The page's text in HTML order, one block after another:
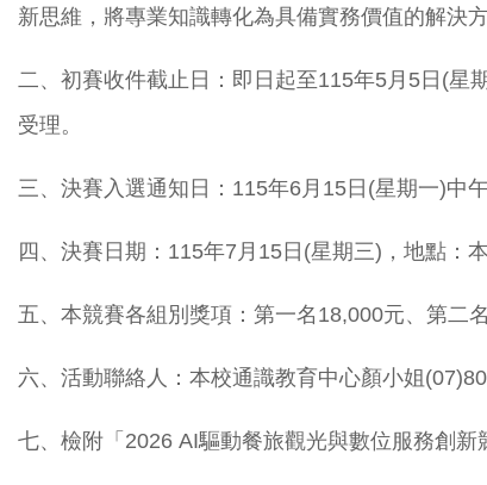
新思維，將專業知識轉化為具備實務價值的解決
二、初賽收件截止日：即日起至115年5月5日(星
受理。
三、決賽入選通知日：115年6月15日(星期一)中
四、決賽日期：115年7月15日(星期三)，地點：
五、本競賽各組別獎項：第一名18,000元、第二
六、活動聯絡人：本校通識教育中心顏小姐
七、檢附「2026 AI驅動餐旅觀光與數位服務創新